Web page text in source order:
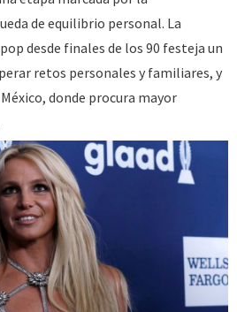
de equilibrio personal. La
desde finales de los 90 festeja un
retos personales y familiares, y
donde procura mayor